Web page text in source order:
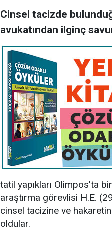
Cinsel tacizde
avukatından ilginç
tatil yapıkları Olimpos'ta
araştırma görevlisi H.E.
cinsel tacizine ve
oldular.